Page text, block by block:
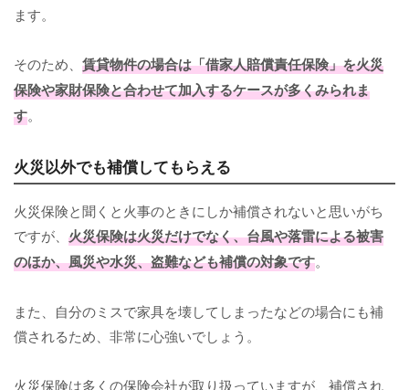
ます。
そのため、 賃貸物件の場合は「借家人賠償責任保険」を火災
保険や家財保険と合わせて加入するケースが多くみられま
す。
火災以外でも補償してもらえる
火災保険と聞くと火事のときにしか補償されないと思いがち
ですが、 火災保険は火災だけでなく、台風や落雷による被害
のほか、風災や水災、盗難なども補償の対象です。
また、自分のミスで家具を壊してしまったなどの場合にも補
償されるため、非常に心強いでしょう。
火災保険は多くの保険会社が取り扱っていますが、補償され